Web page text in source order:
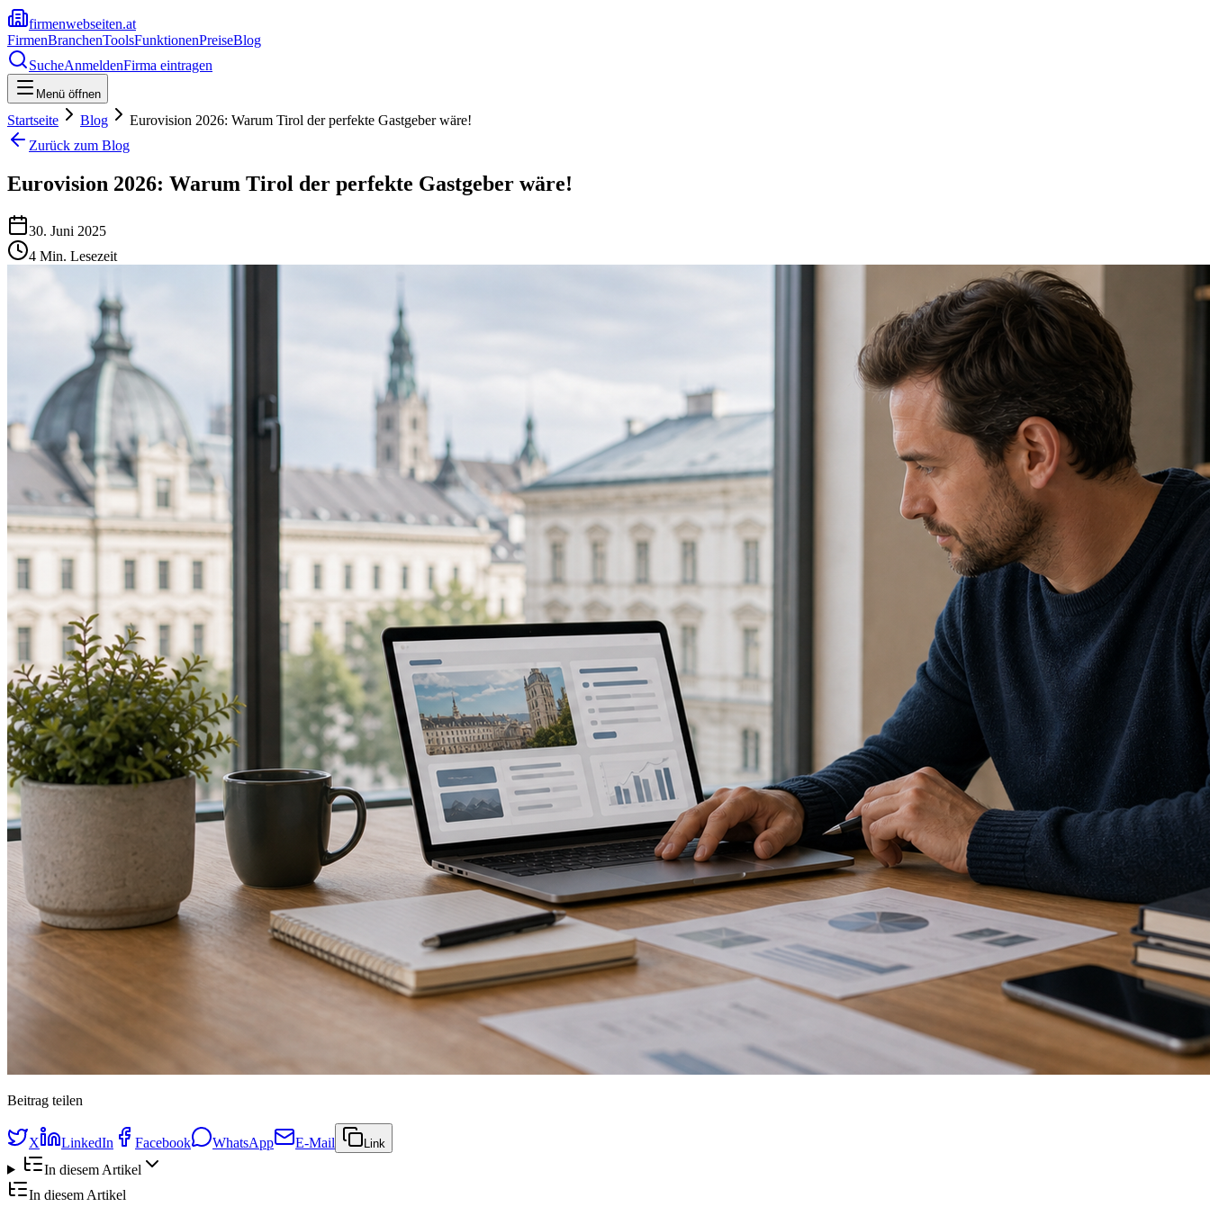
firmenwebseiten.at
FirmenBranchenToolsFunktionenPreiseBlog
SucheAnmeldenFirma eintragen
Menü öffnen
Startseite Blog
Eurovision 2026: Warum Tirol der perfekte Gastgeber wäre!
Zurück zum Blog
Eurovision 2026: Warum Tirol der perfekte Gastgeber wäre!
30. Juni 2025
4 Min. Lesezeit
Beitrag teilen
X LinkedIn Facebook WhatsApp E-Mail Link
In diesem Artikel
In diesem Artikel